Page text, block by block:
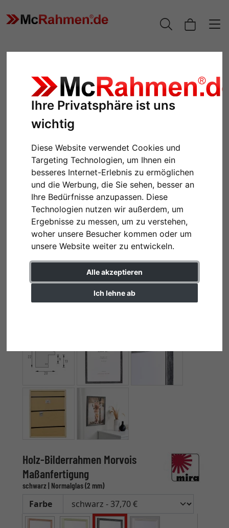
Ihre Privatsphäre ist uns
wichtig
Diese Website verwendet Cookies und
Targeting Technologien, um Ihnen ein
besseres Internet-Erlebnis zu ermöglichen
und die Werbung, die Sie sehen, besser an
Ihre Bedürfnisse anzupassen. Diese
Technologien nutzen wir außerdem, um
Ergebnisse zu messen, um zu verstehen,
woher unsere Besucher kommen oder um
unsere Website weiter zu entwickeln.
Alle akzeptieren
Ich lehne ab
Zurück
Holz-Bilderrahmen Morvois
Maßanfertigung
schwarz | Normalglas (2 mm)
Farbe